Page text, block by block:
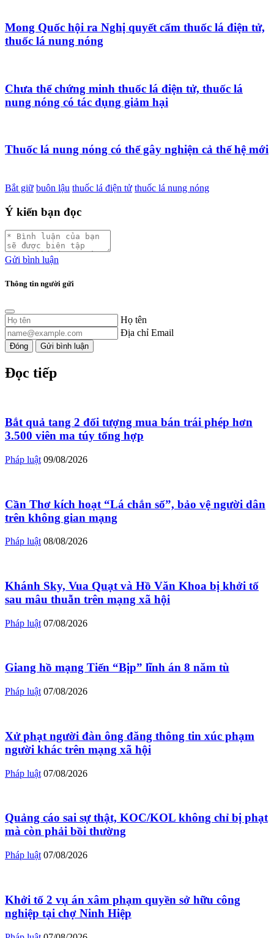
Mong Quốc hội ra Nghị quyết cấm thuốc lá điện tử,
thuốc lá nung nóng
Chưa thể chứng minh thuốc lá điện tử, thuốc lá
nung nóng có tác dụng giảm hại
Thuốc lá nung nóng có thể gây nghiện cả thế hệ mới
Bắt giữ buôn lậu thuốc lá điện tử thuốc lá nung nóng
Ý kiến bạn đọc
Gửi bình luận
Thông tin người gửi
Họ tên
Địa chỉ Email
Đóng Gửi bình luận
Đọc tiếp
Bắt quả tang 2 đối tượng mua bán trái phép hơn
3.500 viên ma túy tổng hợp
Pháp luật 09/08/2026
Cần Thơ kích hoạt “Lá chắn số”, bảo vệ người dân
trên không gian mạng
Pháp luật 08/08/2026
Khánh Sky, Vua Quạt và Hồ Văn Khoa bị khởi tố
sau mâu thuẫn trên mạng xã hội
Pháp luật 07/08/2026
Giang hồ mạng Tiến “Bịp” lĩnh án 8 năm tù
Pháp luật 07/08/2026
Xử phạt người đàn ông đăng thông tin xúc phạm
người khác trên mạng xã hội
Pháp luật 07/08/2026
Quảng cáo sai sự thật, KOC/KOL không chỉ bị phạt
mà còn phải bồi thường
Pháp luật 07/08/2026
Khởi tố 2 vụ án xâm phạm quyền sở hữu công
nghiệp tại chợ Ninh Hiệp